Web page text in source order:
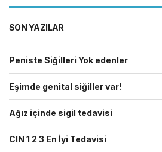
SON YAZILAR
Peniste Siğilleri Yok edenler
Eşimde genital siğiller var!
Ağız içinde sigil tedavisi
CIN 1 2 3 En İyi Tedavisi